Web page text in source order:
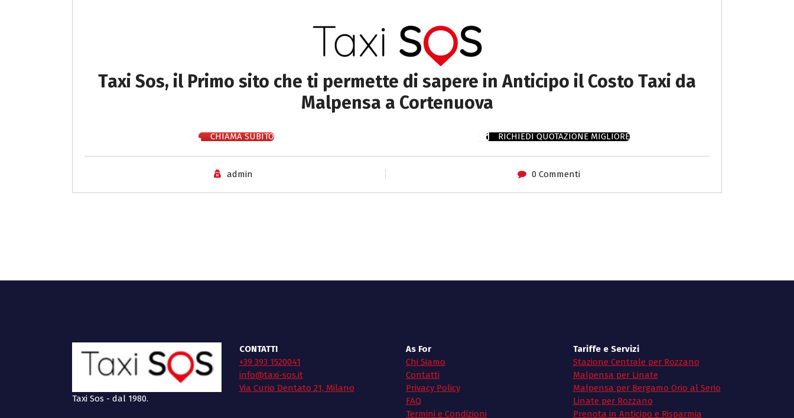
Taxi Sos, il Primo sito che ti permette di sapere in Anticipo il Costo Taxi da
Malpensa a Cortenuova
CHIAMA SUBITO RICHIEDI QUOTAZIONE MIGLIORE
admin 0 Commenti
Taxi Sos - dal 1980.
CONTATTI
+39 393 1520041
info@taxi-sos.it
Via Curio Dentato 21, Milano
As For
Chi Siamo
Contatti
Privacy Policy
FAQ
Termini e Condizioni
Tariffe e Servizi
Stazione Centrale per Rozzano
Malpensa per Linate
Malpensa per Bergamo Orio al Serio
Linate per Rozzano
Prenota in Anticipo e Risparmia